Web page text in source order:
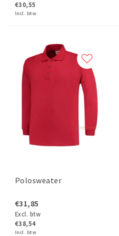
€30,55
Incl. btw
Polosweater
€31,85
Excl. btw
€38,54
Incl. btw